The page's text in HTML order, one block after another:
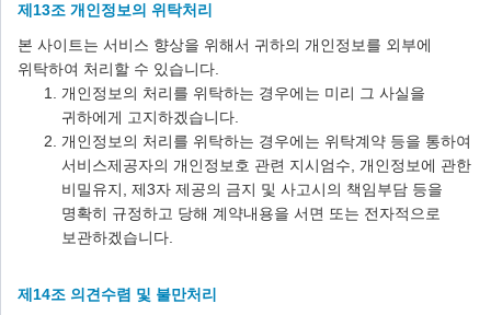
제13조 개인정보의 위탁처리
본 사이트는 서비스 향상을 위해서 귀하의 개인정보를 외부에
위탁하여 처리할 수 있습니다.
개인정보의 처리를 위탁하는 경우에는 미리 그 사실을
귀하에게 고지하겠습니다.
개인정보의 처리를 위탁하는 경우에는 위탁계약 등을 통하여
서비스제공자의 개인정보호 관련 지시엄수, 개인정보에 관한
비밀유지, 제3자 제공의 금지 및 사고시의 책임부담 등을
명확히 규정하고 당해 계약내용을 서면 또는 전자적으로
보관하겠습니다.
제14조 의견수렴 및 불만처리